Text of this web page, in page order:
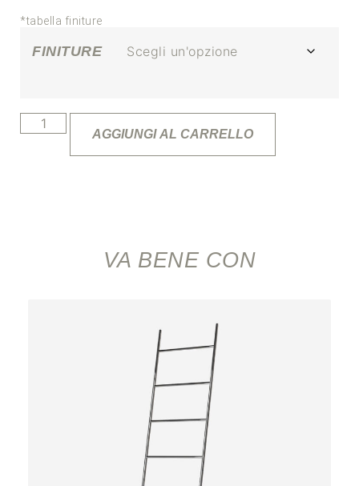
*tabella finiture
FINITURE
AGGIUNGI AL CARRELLO
VA BENE CON